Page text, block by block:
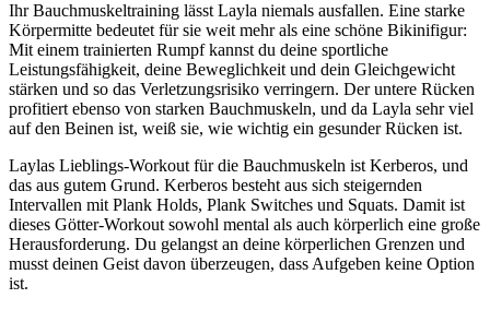
Ihr Bauchmuskeltraining lässt Layla niemals ausfallen. Eine starke
Körpermitte bedeutet für sie weit mehr als eine schöne Bikinifigur:
Mit einem trainierten Rumpf kannst du deine sportliche
Leistungsfähigkeit, deine Beweglichkeit und dein Gleichgewicht
stärken und so das Verletzungsrisiko verringern. Der untere Rücken
profitiert ebenso von starken Bauchmuskeln, und da Layla sehr viel
auf den Beinen ist, weiß sie, wie wichtig ein gesunder Rücken ist.
Laylas Lieblings-Workout für die Bauchmuskeln ist Kerberos, und
das aus gutem Grund. Kerberos besteht aus sich steigernden
Intervallen mit Plank Holds, Plank Switches und Squats. Damit ist
dieses Götter-Workout sowohl mental als auch körperlich eine große
Herausforderung. Du gelangst an deine körperlichen Grenzen und
musst deinen Geist davon überzeugen, dass Aufgeben keine Option
ist.